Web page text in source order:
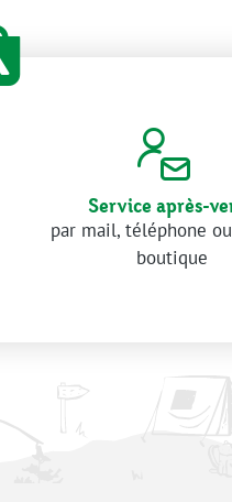
Service après-
par mail, téléphone
boutique